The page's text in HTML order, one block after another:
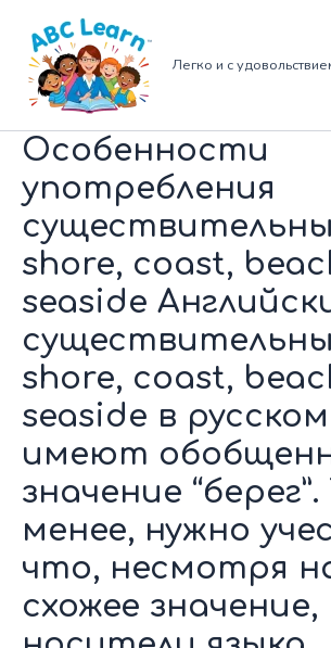
содержимому
Легко и с
Особенности
употребления
shore, coast,
seaside
shore, coast,
seaside в
имеют
значение
менее, нужно
что, несмотря
схожее значение,